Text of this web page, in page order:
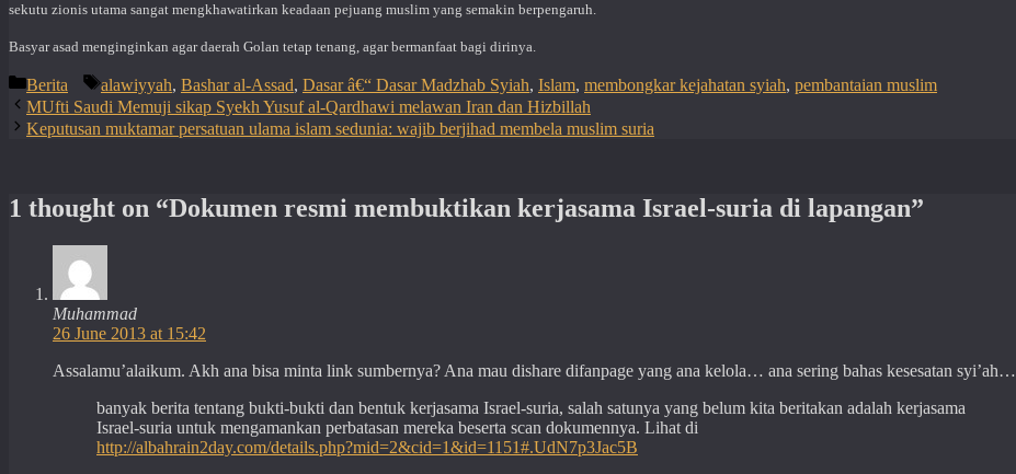
sekutu zionis utama sangat mengkhawatirkan keadaan pejuang muslim yang semakin berpengaruh.
Basyar asad menginginkan agar daerah Golan tetap tenang, agar bermanfaat bagi dirinya.
Categories
Berita Tags
alawiyyah, Bashar al-Assad, Dasar â€“ Dasar Madzhab Syiah, Islam, membongkar kejahatan syiah, pembantaian muslim
MUfti Saudi Memuji sikap Syekh Yusuf al-Qardhawi melawan Iran dan Hizbillah
Keputusan muktamar persatuan ulama islam sedunia: wajib berjihad membela muslim suria
1 thought on “Dokumen resmi membuktikan kerjasama Israel-suria di lapangan”
Muhammad
26 June 2013 at 15:42
Assalamu’alaikum. Akh ana bisa minta link sumbernya? Ana mau dishare difanpage yang ana kelola… ana sering bahas kesesatan syi’ah…
banyak berita tentang bukti-bukti dan bentuk kerjasama Israel-suria, salah satunya yang belum kita beritakan adalah kerjasama
Israel-suria untuk mengamankan perbatasan mereka beserta scan dokumennya. Lihat di
http://albahrain2day.com/details.php?mid=2&cid=1&id=1151#.UdN7p3Jac5B